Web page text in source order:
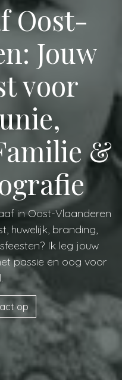
Oost-
Jouw
voor
&
in Oost-Vlaanderen
huwelijk, branding,
Ik leg jouw
passie en oog voor
op